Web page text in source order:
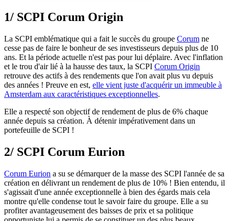
1/ SCPI Corum Origin
La SCPI emblématique qui a fait le succès du groupe Corum ne
cesse pas de faire le bonheur de ses investisseurs depuis plus de 10
ans. Et la période actuelle n'est pas pour lui déplaire. Avec l'inflation
et le trou d'air lié à la hausse des taux, la SCPI Corum Origin
retrouve des actifs à des rendements que l'on avait plus vu depuis
des années ! Preuve en est, elle vient juste d'acquérir un immeuble à
Amsterdam aux caractéristiques exceptionnelles.
Elle a respecté son objectif de rendement de plus de 6% chaque
année depuis sa création. À détenir impérativement dans un
portefeuille de SCPI !
2/ SCPI Corum Eurion
Corum Eurion a su se démarquer de la masse des SCPI l'année de sa
création en délivrant un rendement de plus de 10% ! Bien entendu, il
s'agissait d'une année exceptionnelle à bien des égards mais cela
montre qu'elle condense tout le savoir faire du groupe. Elle a su
profiter avantageusement des baisses de prix et sa politique